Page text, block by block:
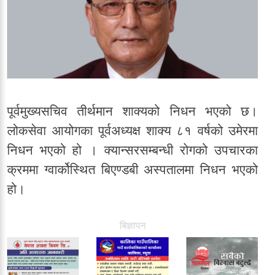
पूर्वमुख्यसचिव तीर्थमान शाक्यको निधन भएको छ।
लोकसेवा आयोगका पूर्वअध्यक्ष शाक्य ८१ वर्षको उमेरमा
निधन भएको हो । क्यान्सरसम्बन्धी रोगको उपचारका
क्रममा ग्वार्कोस्थित बिएण्डबी अस्पतालमा निधन भएको
हो।
बिज्ञापन